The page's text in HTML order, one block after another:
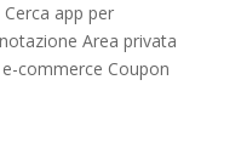
app per
Area privata
commerce Coupon